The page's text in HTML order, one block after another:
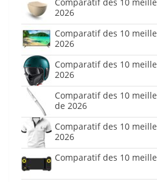
2026
Comparatif des 10
2026
Comparatif des 10
2026
Comparatif des 10
de 2026
Comparatif des 10
2026
Comparatif des 10